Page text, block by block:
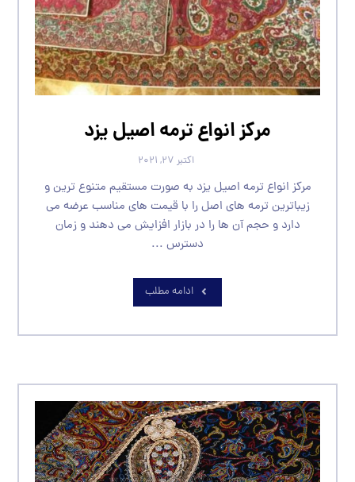
مرکز انواع ترمه اصیل یزد
اکتبر ۲۷, ۲۰۲۱
مرکز انواع ترمه اصیل یزد به صورت مستقیم متنوع ترین و
زیباترین ترمه های اصل را با قیمت های مناسب عرضه می
دارد و حجم آن ها را در بازار افزایش می دهند و زمان
دسترس ...
ادامه مطلب